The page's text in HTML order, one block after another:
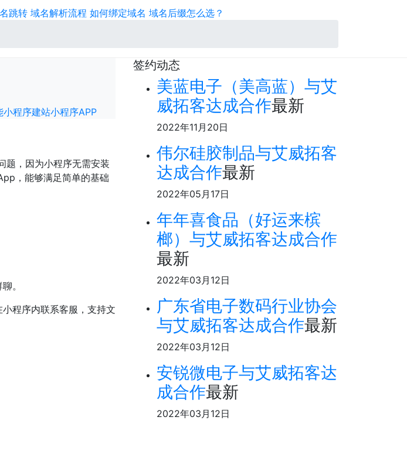
跳转 域名解析流程 如何绑定域名 域名后缀怎么选？
小程序建站小程序APP
，因为小程序无需安装
，能够满足简单的基础
。
程序内联系客服，支持文
签约动态
美蓝电子（美高蓝）与艾
威拓客达成合作最新
2022年11月20日
伟尔硅胶制品与艾威拓客
达成合作最新
2022年05月17日
年年喜食品（好运来槟
榔）与艾威拓客达成合作
最新
2022年03月12日
广东省电子数码行业协会
与艾威拓客达成合作最新
2022年03月12日
安锐微电子与艾威拓客达
成合作最新
2022年03月12日